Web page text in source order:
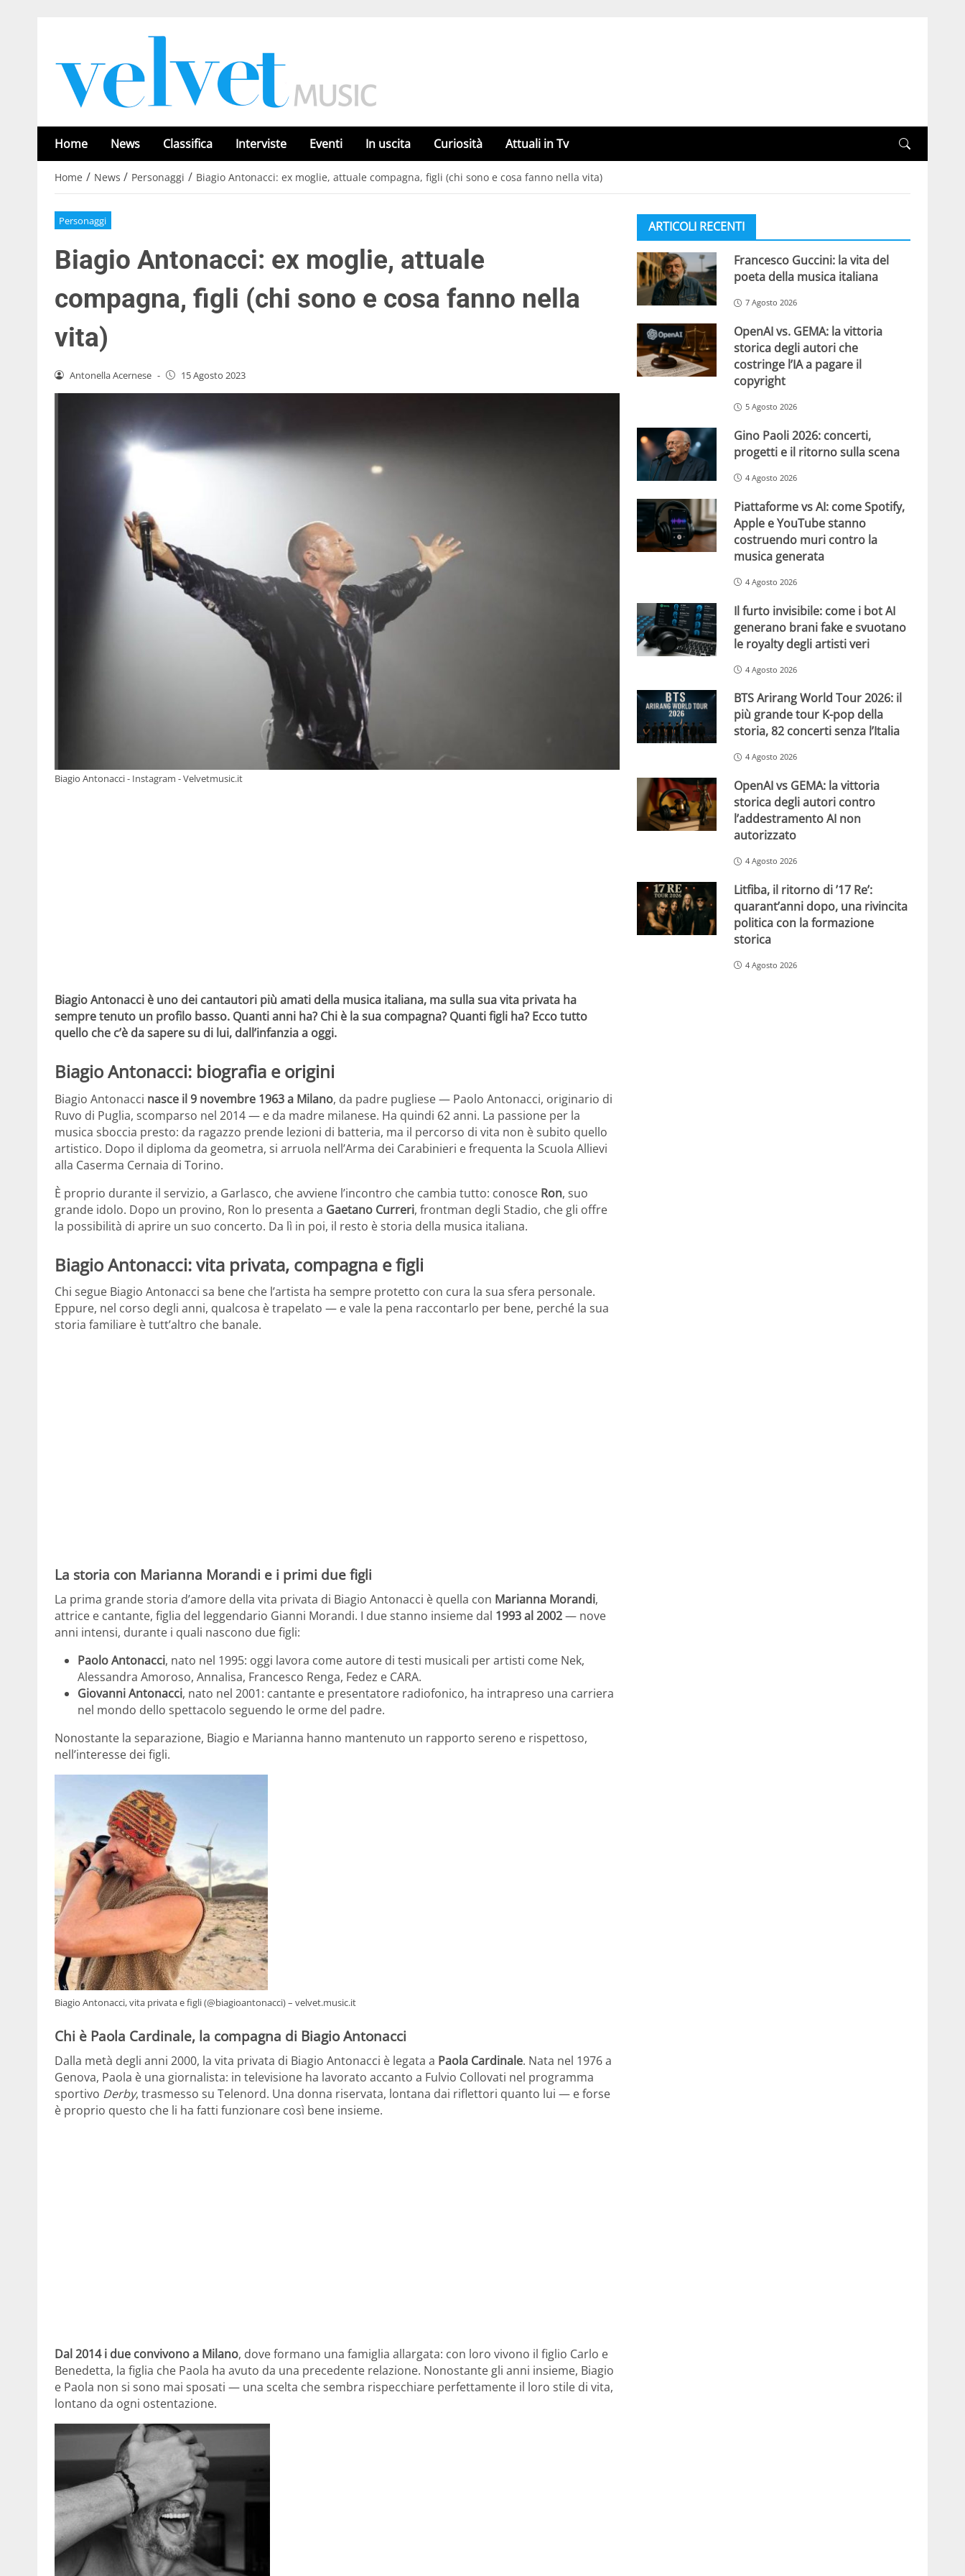
Home News Classifica Interviste Eventi In uscita Curiosità Attuali in Tv
Home / News / Personaggi / Biagio Antonacci: ex moglie, attuale compagna, figli (chi sono e cosa fanno nella vita)
Personaggi
Biagio Antonacci: ex moglie, attuale
compagna, figli (chi sono e cosa fanno nella
vita)
Antonella Acernese - 15 Agosto 2023
Biagio Antonacci - Instagram - Velvetmusic.it
Biagio Antonacci è uno dei cantautori più amati della musica italiana, ma sulla sua vita privata ha
sempre tenuto un profilo basso. Quanti anni ha? Chi è la sua compagna? Quanti figli ha? Ecco tutto
quello che c’è da sapere su di lui, dall’infanzia a oggi.
Biagio Antonacci: biografia e origini
Biagio Antonacci nasce il 9 novembre 1963 a Milano, da padre pugliese — Paolo Antonacci, originario di
Ruvo di Puglia, scomparso nel 2014 — e da madre milanese. Ha quindi 62 anni. La passione per la
musica sboccia presto: da ragazzo prende lezioni di batteria, ma il percorso di vita non è subito quello
artistico. Dopo il diploma da geometra, si arruola nell’Arma dei Carabinieri e frequenta la Scuola Allievi
alla Caserma Cernaia di Torino.
È proprio durante il servizio, a Garlasco, che avviene l’incontro che cambia tutto: conosce Ron, suo
grande idolo. Dopo un provino, Ron lo presenta a Gaetano Curreri, frontman degli Stadio, che gli offre
la possibilità di aprire un suo concerto. Da lì in poi, il resto è storia della musica italiana.
Biagio Antonacci: vita privata, compagna e figli
Chi segue Biagio Antonacci sa bene che l’artista ha sempre protetto con cura la sua sfera personale.
Eppure, nel corso degli anni, qualcosa è trapelato — e vale la pena raccontarlo per bene, perché la sua
storia familiare è tutt’altro che banale.
La storia con Marianna Morandi e i primi due figli
La prima grande storia d’amore della vita privata di Biagio Antonacci è quella con Marianna Morandi,
attrice e cantante, figlia del leggendario Gianni Morandi. I due stanno insieme dal 1993 al 2002— nove
anni intensi, durante i quali nascono due figli:
Paolo Antonacci, nato nel 1995: oggi lavora come autore di testi musicali per artisti come Nek,
Alessandra Amoroso, Annalisa, Francesco Renga, Fedez e CARA.
Giovanni Antonacci, nato nel 2001: cantante e presentatore radiofonico, ha intrapreso una carriera
nel mondo dello spettacolo seguendo le orme del padre.
Nonostante la separazione, Biagio e Marianna hanno mantenuto un rapporto sereno e rispettoso,
nell’interesse dei figli.
Biagio Antonacci, vita privata e figli (@biagioantonacci) – velvet.music.it
Chi è Paola Cardinale, la compagna di Biagio Antonacci
Dalla metà degli anni 2000, la vita privata di Biagio Antonacci è legata a Paola Cardinale. Nata nel 1976 a
Genova, Paola è una giornalista: in televisione ha lavorato accanto a Fulvio Collovati nel programma
sportivo Derby, trasmesso su Telenord. Una donna riservata, lontana dai riflettori quanto lui — e forse
è proprio questo che li ha fatti funzionare così bene insieme.
Dal 2014 i due convivono a Milano, dove formano una famiglia allargata: con loro vivono il figlio Carlo e
Benedetta, la figlia che Paola ha avuto da una precedente relazione. Nonostante gli anni insieme, Biagio
e Paola non si sono mai sposati — una scelta che sembra rispecchiare perfettamente il loro stile di vita,
lontano da ogni ostentazione.
ARTICOLI RECENTI
Francesco Guccini: la vita del
poeta della musica italiana
7 Agosto 2026
OpenAI vs. GEMA: la vittoria
storica degli autori che
costringe l’IA a pagare il
copyright
5 Agosto 2026
Gino Paoli 2026: concerti,
progetti e il ritorno sulla scena
4 Agosto 2026
Piattaforme vs AI: come Spotify,
Apple e YouTube stanno
costruendo muri contro la
musica generata
4 Agosto 2026
Il furto invisibile: come i bot AI
generano brani fake e svuotano
le royalty degli artisti veri
4 Agosto 2026
BTS Arirang World Tour 2026: il
più grande tour K-pop della
storia, 82 concerti senza l’Italia
4 Agosto 2026
OpenAI vs GEMA: la vittoria
storica degli autori contro
l’addestramento AI non
autorizzato
4 Agosto 2026
Litfiba, il ritorno di ’17 Re’:
quarant’anni dopo, una rivincita
politica con la formazione
storica
4 Agosto 2026